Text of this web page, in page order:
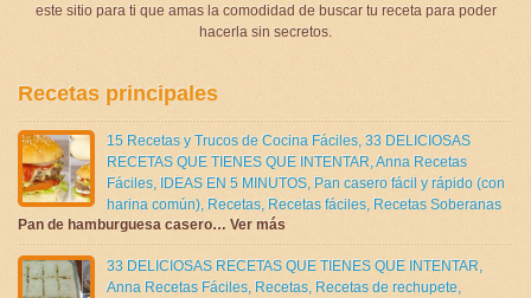
este sitio para ti que amas la comodidad de buscar tu receta para poder
hacerla sin secretos.
Recetas principales
15 Recetas y Trucos de Cocina Fáciles, 33 DELICIOSAS
RECETAS QUE TIENES QUE INTENTAR,Anna Recetas
Fáciles, IDEAS EN 5 MINUTOS, Pan casero fácil y rápido (con
harina común), Recetas, Recetas fáciles, Recetas Soberanas
Pan de hamburguesa casero… Ver más
33 DELICIOSAS RECETAS QUE TIENES QUE INTENTAR,
Anna Recetas Fáciles, Recetas, Recetas de rechupete,